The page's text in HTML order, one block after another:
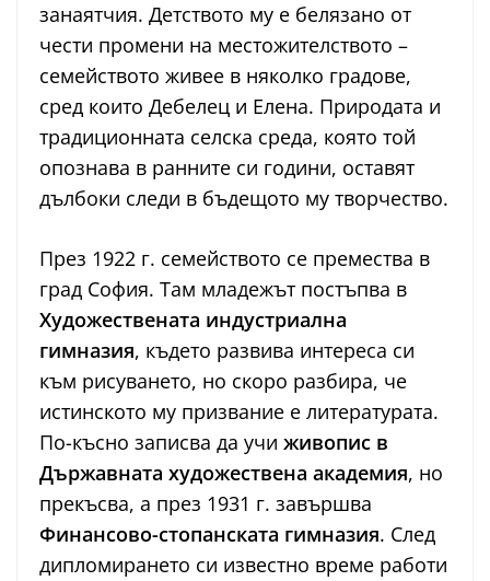
занаятчия. Детството му е белязано от
чести промени на местожителството –
семейството живее в няколко градове,
сред които Дебелец и Елена. Природата и
традиционната селска среда, която той
опознава в ранните си години, оставят
дълбоки следи в бъдещото му творчество.
През 1922 г. семейството се премества в
град София. Там младежът постъпва в
Художествената индустриална
гимназия, където развива интереса си
към рисуването, но скоро разбира, че
истинското му призвание е литературата.
По-късно записва да учи живопис в
Държавната художествена академия, но
прекъсва, а през 1931 г. завършва
Финансово-стопанската гимназия. След
дипломирането си известно време работи